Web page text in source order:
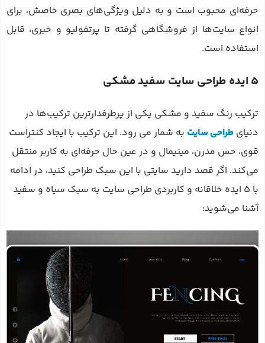
حرفه‌ای محبوب است و به دلیل ویژگی‌های بصری خاصش، برای
انواع سایت‌ها از فروشگاهی گرفته تا پرتفولیو و خبری، قابل
استفاده است.
5 ایده طراحی سایت سفید مشکی
ترکیب رنگ سفید و مشکی یکی از پرطرفدارترین ترکیب‌ها در
دنیای طراحی سایت به شمار می رود. این ترکیب با ایجاد کنتراست
قوی، حس مدرن، مینیمال و در عین حال حرفه‌ای به کاربر منتقل
می‌کند. اگر قصد دارید سایتی با این سبک طراحی کنید، در ادامه
با ۵ ایده خلاقانه و کاربردی طراحی سایت به سبک سیاه‌ و سفید
آشنا می‌شوید: